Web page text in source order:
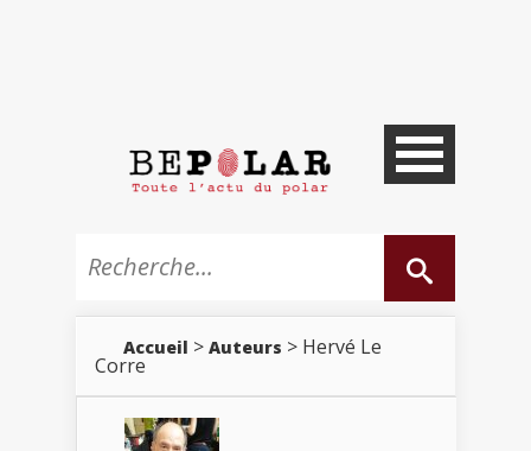
Accueil > Auteurs > Hervé Le
Corre